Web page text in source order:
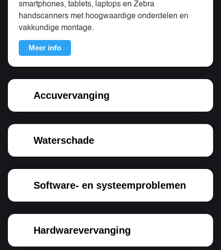
smartphones, tablets, laptops en Zebra
handscanners met hoogwaardige onderdelen en
vakkundige montage.
Meer info
Accuvervanging
Waterschade
Software- en systeemproblemen
Hardwarevervanging